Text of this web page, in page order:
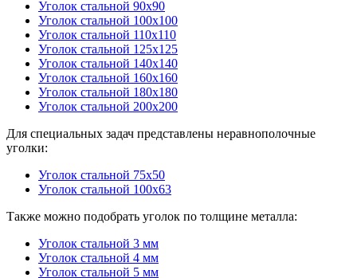
Уголок стальной 90x90
Уголок стальной 100x100
Уголок стальной 110x110
Уголок стальной 125x125
Уголок стальной 140x140
Уголок стальной 160x160
Уголок стальной 180x180
Уголок стальной 200x200
Для специальных задач представлены неравнополочные
уголки:
Уголок стальной 75x50
Уголок стальной 100x63
Также можно подобрать уголок по толщине металла:
Уголок стальной 3 мм
Уголок стальной 4 мм
Уголок стальной 5 мм